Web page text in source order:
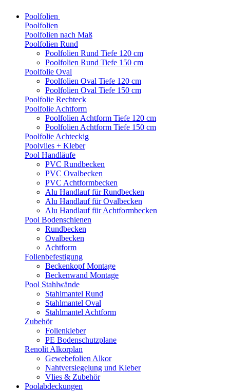
Poolfolien
Poolfolien
Poolfolien nach Maß
Poolfolien Rund
Poolfolien Rund Tiefe 120 cm
Poolfolien Rund Tiefe 150 cm
Poolfolie Oval
Poolfolien Oval Tiefe 120 cm
Poolfolien Oval Tiefe 150 cm
Poolfolie Rechteck
Poolfolie Achtform
Poolfolien Achtform Tiefe 120 cm
Poolfolien Achtform Tiefe 150 cm
Poolfolie Achteckig
Poolvlies + Kleber
Pool Handläufe
PVC Rundbecken
PVC Ovalbecken
PVC Achtformbecken
Alu Handlauf für Rundbecken
Alu Handlauf für Ovalbecken
Alu Handlauf für Achtformbecken
Pool Bodenschienen
Rundbecken
Ovalbecken
Achtform
Folienbefestigung
Beckenkopf Montage
Beckenwand Montage
Pool Stahlwände
Stahlmantel Rund
Stahlmantel Oval
Stahlmantel Achtform
Zubehör
Folienkleber
PE Bodenschutzplane
Renolit Alkorplan
Gewebefolien Alkor
Nahtversiegelung und Kleber
Vlies & Zubehör
Poolabdeckungen